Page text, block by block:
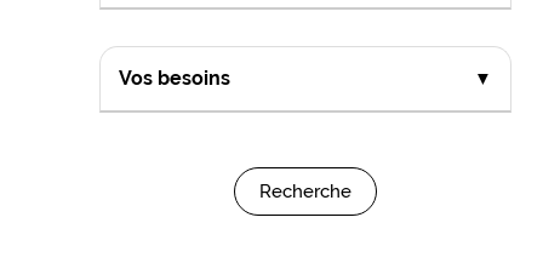
Vos besoins ▼